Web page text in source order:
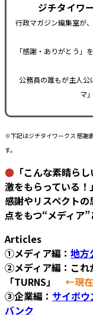
ジチタイワ
行政マガジン編集室が
「感謝・ありがとう」
公務員の誰もが主人
マ
※下記はジチタイワークス 感謝
す。
● 「こんな素晴ら
激をもらっている
感謝やリスペクト
点をもつ“メディア
Articles
①メディア編： 地方
②メディア編：これ
「TURNS」 ←現
③企業編： サイボウ
バンク